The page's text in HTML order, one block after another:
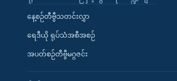
နေ့စဉ်တီဗွီသတင်းလွှာ
ရေဒီယို ရုပ်သံအစီအစဉ်
အပတ်စဉ်တီဗွီမဂ္ဂဇင်း